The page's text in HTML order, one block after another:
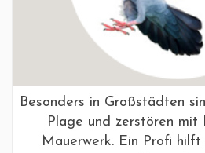
Besonders in Großstädten
Plage und zerstören mit
Mauerwerk. Ein Profi